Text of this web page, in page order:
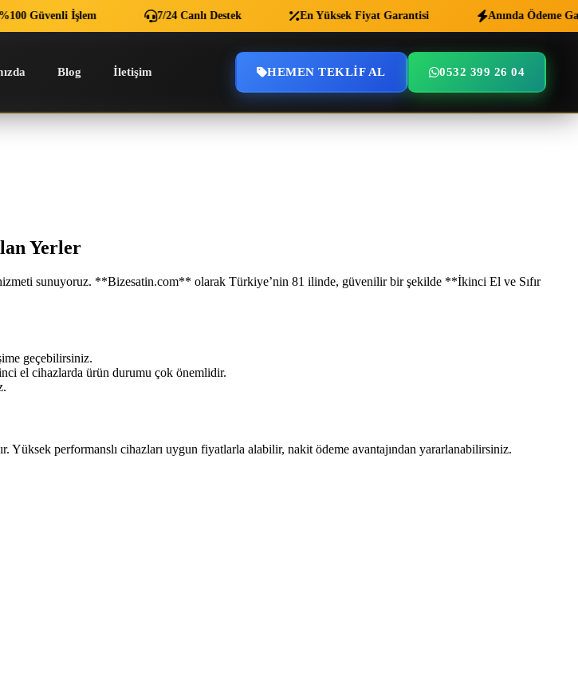
Güvenli İşlem 7/24 Canlı Destek En Yüksek Fiyat Garantisi Anında Ödeme
Blog İletişim HEMEN TEKLIF AL 0532 399 26 04
Yerler
sunuyoruz. **Bizesatin.com** olarak Türkiye’nin 81 ilinde, güvenilir bir şekilde **İkinci El ve Sıfır
geçebilirsiniz.
el cihazlarda ürün durumu çok önemlidir.
Yüksek performanslı cihazları uygun fiyatlarla alabilir, nakit ödeme avantajından yararlanabilirsiniz.